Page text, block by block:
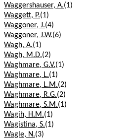
Waggershauser, A.(1)
Waggett, P.(1)
Waggoner, J.(4)
Waggoner, J.W.(6)
Wagh, A.(1)
Wagh, M.D.(2)
Waghmare, G.V.(1)
Waghmare, L.(1)
Waghmare, L.M.(2)
Waghmare, R.G.(2)
Waghmare, S.M.(1)
Wagih, H.M.(1)
Wagistina, S.(1)
Wagle, N.(3)